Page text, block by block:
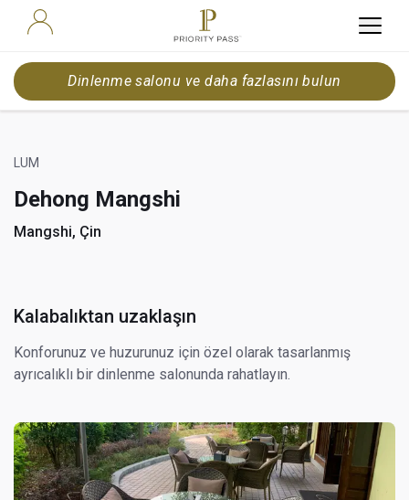
Dinlenme salonu ve daha fazlasını bulun
LUM
Dehong Mangshi
Mangshi, Çin
Kalabalıktan uzaklaşın
Konforunuz ve huzurunuz için özel olarak tasarlanmış
ayrıcalıklı bir dinlenme salonunda rahatlayın.